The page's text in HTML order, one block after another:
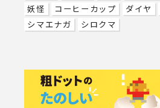
妖怪
コーヒーカップ ダイヤ
シマエナガ
シロクマ